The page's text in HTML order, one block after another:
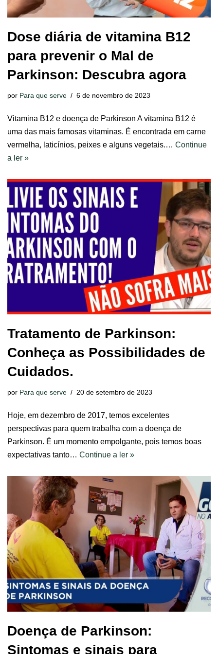
Dose diária de vitamina B12
para prevenir o Mal de
Parkinson: Descubra agora
por Para que serve 6 de novembro de 2023
Vitamina B12 e doença de Parkinson A vitamina B12 é
uma das mais famosas vitaminas. É encontrada em carne
vermelha, laticínios, peixes e alguns vegetais.… Continue
a ler »
Tratamento de Parkinson:
Conheça as Possibilidades de
Cuidados.
por Para que serve 20 de setembro de 2023
Hoje, em dezembro de 2017, temos excelentes
perspectivas para quem trabalha com a doença de
Parkinson. É um momento empolgante, pois temos boas
expectativas tanto… Continue a ler »
Doença de Parkinson:
Sintomas e sinais para